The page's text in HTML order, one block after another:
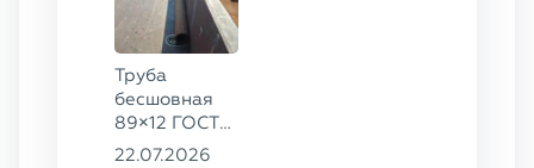
Труба
бесшовная
89×12 ГОСТ
8732-78, ст.
22.07.2026